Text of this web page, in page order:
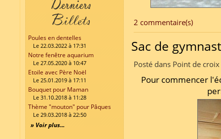
Poules en dentelles
Le 22.03.2022 à 17:31
Notre fenêtre aquarium
Le 27.05.2020 à 10:47
Etoile avec Père Noël
Le 25.01.2019 à 17:11
Bouquet pour Maman
Le 31.10.2018 à 11:28
Thème "mouton" pour Pâques
Le 29.03.2018 à 22:50
» Voir plus...
2 commentaire(s)
Sac de
Posté dans Point de
Pour commencer